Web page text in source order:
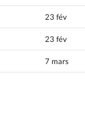
23 fév
23 fév
7 mars